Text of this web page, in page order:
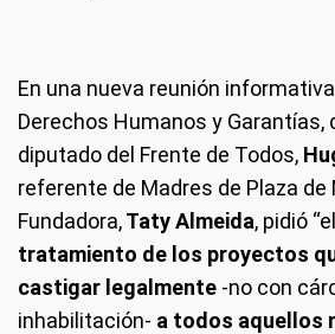
En una nueva reunión
Derechos Humanos y Garantías,
diputado del Frente de Todos,
referente de Madres de Plaza de
Fundadora,Taty Almeida, pidió
tratamiento de los proyectos
castigar legalmente -no con
inhabilitación- a todos aquellos